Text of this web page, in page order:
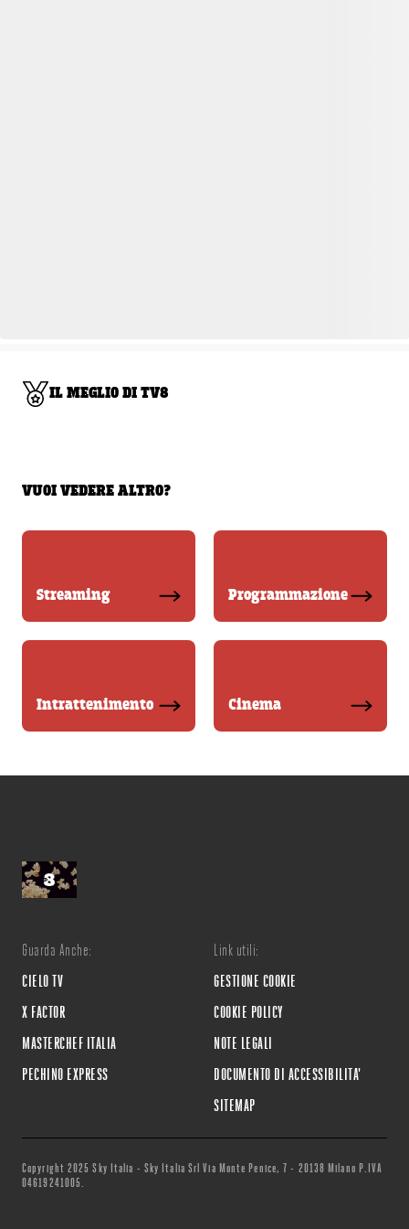
IL MEGLIO DI TV8
VUOI VEDERE ALTRO?
Streaming Programmazione
Intrattenimento Cinema
Guarda Anche:
CIELO TV
X FACTOR
MASTERCHEF ITALIA
PECHINO EXPRESS
Link utili:
GESTIONE COOKIE
COOKIE POLICY
NOTE LEGALI
DOCUMENTO DI ACCESSIBILITA'
SITEMAP
Copyright 2025 Sky Italia - Sky Italia Srl Via Monte Penice, 7 - 20138 Milano P.IVA
04619241005.